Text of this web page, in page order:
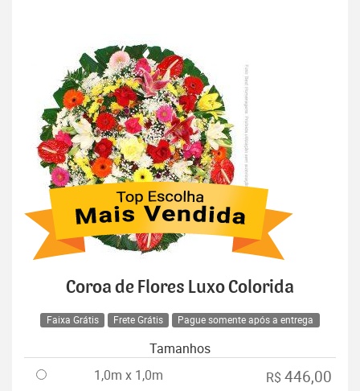
Coroa de Flores Luxo Colorida
Faixa Grátis Frete Grátis Pague somente após a entrega
Tamanhos
1,0m x 1,0m
R$ 446,00